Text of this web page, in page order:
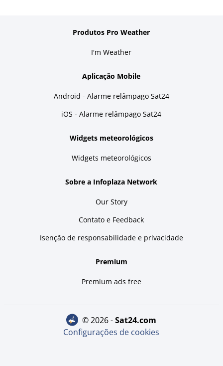
Produtos Pro Weather
I'm Weather
Aplicação Mobile
Android - Alarme relâmpago Sat24
iOS - Alarme relâmpago Sat24
Widgets meteorológicos
Widgets meteorológicos
Sobre a Infoplaza Network
Our Story
Contato e Feedback
Isenção de responsabilidade e privacidade
Premium
Premium ads free
© 2026 - sat24.com
Configurações de cookies